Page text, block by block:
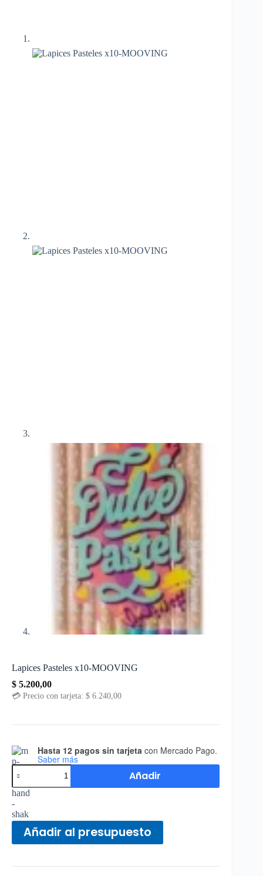
Lapices Pasteles x10-MOOVING
$ 5.200,00
💳 Precio con tarjeta: $ 6.240,00
Hasta 12 pagos sin tarjeta con Mercado Pago.
Saber más
Añadir
Añadir al presupuesto